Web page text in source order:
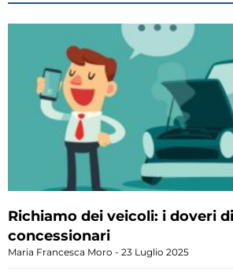
Richiamo dei veicoli: i doveri
concessionari
Maria Francesca Moro 23 Luglio 2025